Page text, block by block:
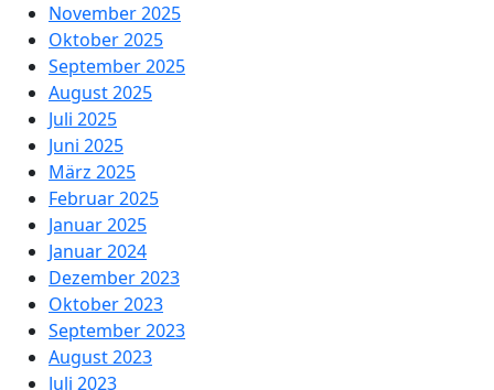
November 2025
Oktober 2025
September 2025
August 2025
Juli 2025
Juni 2025
März 2025
Februar 2025
Januar 2025
Januar 2024
Dezember 2023
Oktober 2023
September 2023
August 2023
Juli 2023